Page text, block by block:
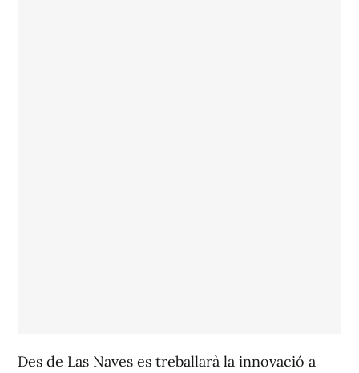
Des de Las Naves es treballarà la innovació a